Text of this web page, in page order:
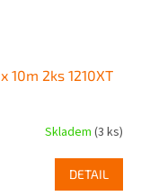
10m 2ks 1210XT
Skladem (3 ks)
DETAIL